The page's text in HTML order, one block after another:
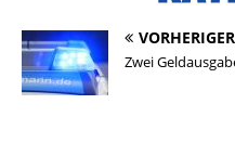
VORHERIGER
Zwei